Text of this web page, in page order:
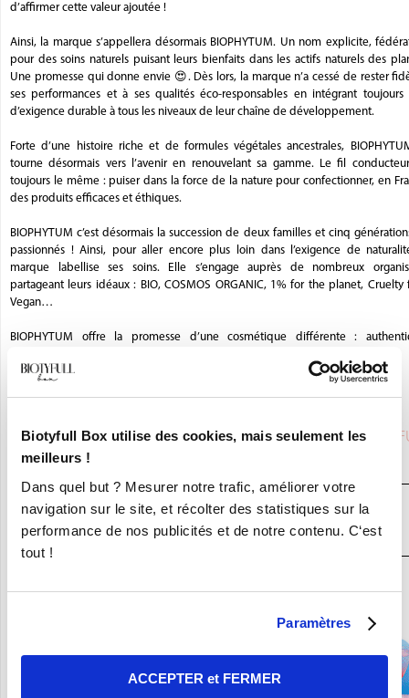
Biotyfull Box utilise des cookies, mais seulement les
meilleurs !
Dans quel but ? Mesurer notre trafic, améliorer votre
navigation sur le site, et récolter des statistiques sur la
performance de nos publicités et de notre contenu. C‘est
tout !
Paramètres
ACCEPTER et FERMER
d’affirmer cette valeur ajoutée !
Ainsi, la marque s’appellera désormais BIOPHYTUM. Un nom explicite,
pour des soins naturels puisant leurs bienfaits dans les actifs naturels des
Une promesse qui donne envie 😍. Dès lors, la marque n’a cessé de rester
ses performances et à ses qualités éco-responsables en intégrant toujours
d’exigence durable à tous les niveaux de leur chaîne de développement.
Forte d’une histoire riche et de formules végétales ancestrales,
tourne désormais vers l’avenir en renouvelant sa gamme. Le fil
toujours le même : puiser dans la force de la nature pour confectionner, en
des produits efficaces et éthiques.
BIOPHYTUM c’est désormais la succession de deux familles et cinq
passionnés ! Ainsi, pour aller encore plus loin dans l’exigence de
marque labellise ses soins. Elle s’engage auprès de nombreux
partageant leurs idéaux : BIO, COSMOS ORGANIC, 1% for the planet, Cruelty
Vegan…
BIOPHYTUM offre la promesse d’une cosmétique différente :
Saviez-vous queBIOPHYTUMétait partenaire de la
Box,la Box Beauté Bio N°1
JE DÉCOUVRE LA BOX BEAUTÉ BIO
N°1